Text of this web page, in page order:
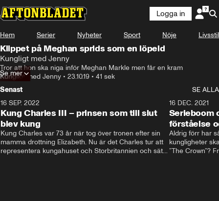
Logga in
Hem Serier Nyheter Sport Nöje Livsstil
Klippet på Meghan sprids som en löpeld
Kungligt med Jenny
Tror att hon ska niga inför Meghan Markle men får en kram
Kungligt med Jenny • 23.10.19 • 41 sek
Se mer
Senast
SE ALLA
16 SEP. 2022
Kung Charles III – prinsen som till slut
blev kung
Kung Charles var 73 år när tog över tronen efter sin
mamma drottning Elizabeth. Nu är det Charles tur att
representera kungahuset och Storbritannien och sätta
16 DEC. 2021
Serieboom
förståelse
Aldrig förr har
kungligheter
”The Crown”?